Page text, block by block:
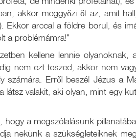
akkor meggyőzi őt az, amit
Ekkor arccal a földre borul, és
a problémámra!"
kellene lennie olyanoknak,
nem ezt teszed, akkor nem
számára. Erről beszél Jézus a
valakit, aki olyan, mint egy
a megszólalásunk
nekünk a szükségleteiknek